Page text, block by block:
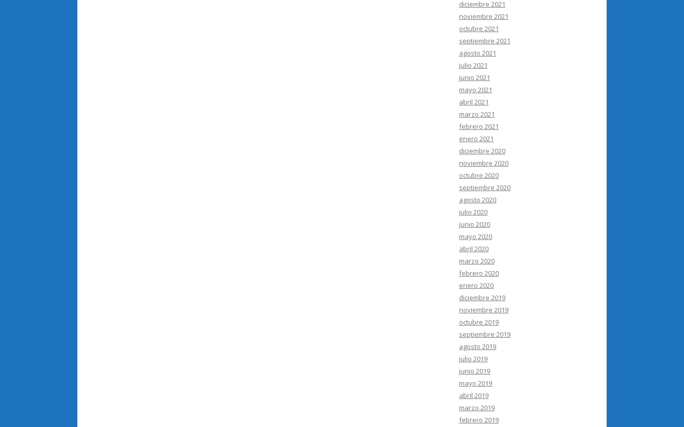
diciembre 2021
noviembre 2021
octubre 2021
septiembre 2021
agosto 2021
julio 2021
junio 2021
mayo 2021
abril 2021
marzo 2021
febrero 2021
enero 2021
diciembre 2020
noviembre 2020
octubre 2020
septiembre 2020
agosto 2020
julio 2020
junio 2020
mayo 2020
abril 2020
marzo 2020
febrero 2020
enero 2020
diciembre 2019
noviembre 2019
octubre 2019
septiembre 2019
agosto 2019
julio 2019
junio 2019
mayo 2019
abril 2019
marzo 2019
febrero 2019